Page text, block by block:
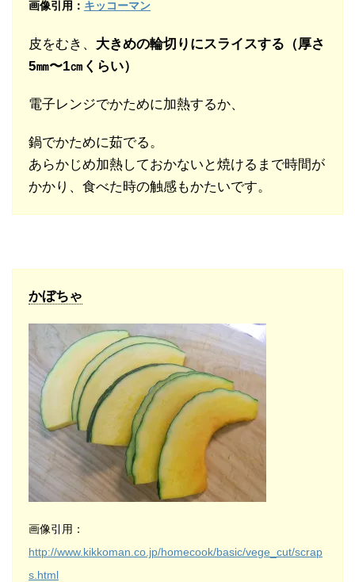
画像引用： キッコーマン
皮をむき、 大きめの輪切りにスライスする（厚さ
5㎜〜1㎝くらい）
電子レンジでかために加熱するか、
鍋でかために茹でる。
あらかじめ加熱しておかないと焼けるまで時間が
かかり、食べた時の触感もかたいです。
かぼちゃ
画像引用：
http://www.kikkoman.co.jp/homecook/basic/vege_cut/scrap
s.html